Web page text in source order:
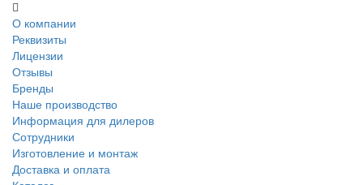
О компании
Реквизиты
Лицензии
Отзывы
Бренды
Наше производство
Информация для дилеров
Сотрудники
Изготовление и монтаж
Доставка и оплата